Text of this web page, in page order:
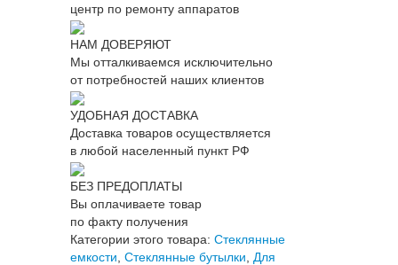
центр по ремонту аппаратов
НАМ ДОВЕРЯЮТ
Мы отталкиваемся исключительно
от потребностей наших клиентов
УДОБНАЯ ДОСТАВКА
Доставка товаров осуществляется
в любой населенный пункт РФ
БЕЗ ПРЕДОПЛАТЫ
Вы оплачиваете товар
по факту получения
Категории этого товара: Стеклянные
емкости Стеклянные бутылки
Для